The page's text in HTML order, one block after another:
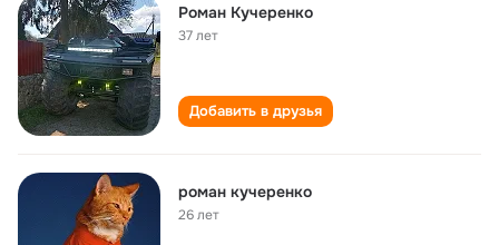
Роман Кучеренко
37 лет
Добавить в друзья
роман кучеренко
26 лет